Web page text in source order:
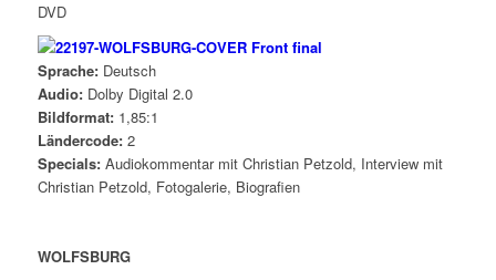
DVD
Sprache:Deutsch
Audio:Dolby Digital 2.0
Bildformat:1,85:1
Ländercode:2
Specials:Audiokommentar mit Christian Petzold, Interview mit
Christian Petzold, Fotogalerie, Biografien
WOLFSBURG